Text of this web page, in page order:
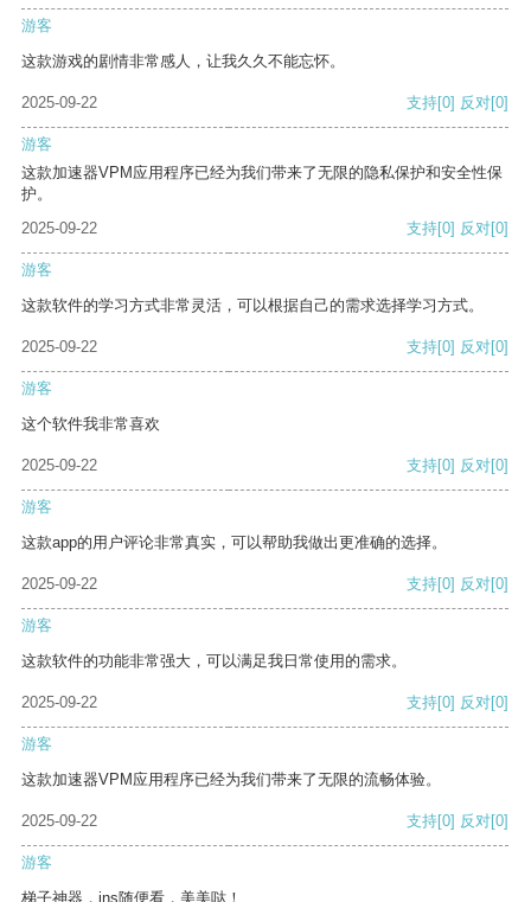
游客
这款游戏的剧情非常感人，让我久久不能忘怀。
2025-09-22 支持[0] 反对[0]
游客
这款加速器VPM应用程序已经为我们带来了无限的隐私保护和安全性保
护。
2025-09-22
支持[0] 反对[0]
游客
这款软件的学习方式非常灵活，可以根据自己的需求选择学习方式。
2025-09-22 支持[0] 反对[0]
游客
这个软件我非常喜欢
2025-09-22 支持[0] 反对[0]
游客
这款app的用户评论非常真实，可以帮助我做出更准确的选择。
2025-09-22 支持[0] 反对[0]
游客
这款软件的功能非常强大，可以满足我日常使用的需求。
2025-09-22 支持[0] 反对[0]
游客
这款加速器VPM应用程序已经为我们带来了无限的流畅体验。
2025-09-22 支持[0] 反对[0]
游客
梯子神器，ins随便看，美美哒！